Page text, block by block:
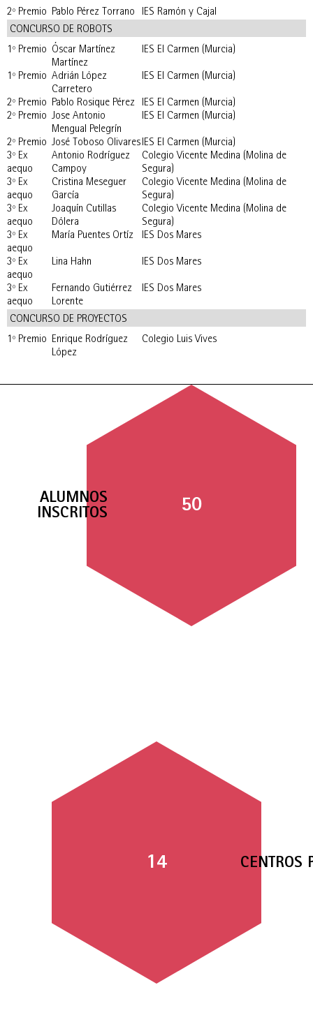
2º Premio Pablo Pérez Torrano
IES Ramón y Cajal
CONCURSO DE ROBOTS
1º Premio Óscar Martínez
Martínez
IES El Carmen (Murcia)
1º Premio Adrián López
Carretero
IES El Carmen (Murcia)
2º Premio Pablo Rosique Pérez
IES El Carmen (Murcia)
2º Premio Jose Antonio
Mengual Pelegrín
IES El Carmen (Murcia)
2º Premio José Toboso OlivaresIES El Carmen (Murcia)
3º Ex
aequo
Antonio Rodríguez
Campoy
Colegio Vicente Medina (Molina de
Segura)
3º Ex
aequo
Cristina Meseguer
García
Colegio Vicente Medina (Molina de
Segura)
3º Ex
aequo
Joaquín Cutillas
Dólera
Colegio Vicente Medina (Molina de
Segura)
3º Ex
aequo
María Puentes Ortíz IES Dos Mares
3º Ex
aequo
Lina Hahn IES Dos Mares
3º Ex
aequo
Fernando Gutiérrez
Lorente
IES Dos Mares
CONCURSO DE PROYECTOS
1º Premio Enrique Rodríguez
López
Colegio Luis Vives
50
ALUMNOS
INSCRITOS
14 CENTROS